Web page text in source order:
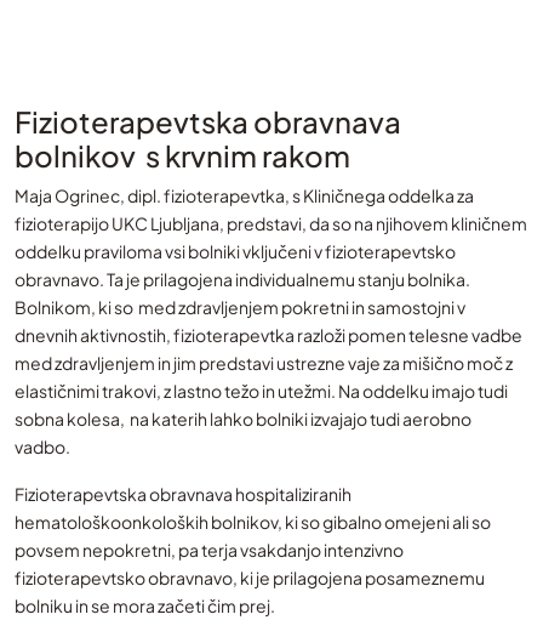
Fizioterapevtska obravnava
bolnikov s krvnim rakom
Maja Ogrinec, dipl. fizioterapevtka, s Kliničnega oddelka za
fizioterapijo UKC Ljubljana, predstavi, da so na njihovem kliničnem
oddelku praviloma vsi bolniki vključeni v fizioterapevtsko
obravnavo. Ta je prilagojena individualnemu stanju bolnika.
Bolnikom, ki so med zdravljenjem pokretni in samostojni v
dnevnih aktivnostih, fizioterapevtka razloži pomen telesne vadbe
med zdravljenjem in jim predstavi ustrezne vaje za mišično moč z
elastičnimi trakovi, z lastno težo in utežmi. Na oddelku imajo tudi
sobna kolesa, na katerih lahko bolniki izvajajo tudi aerobno
vadbo.
Fizioterapevtska obravnava hospitaliziranih
hematološkoonkoloških bolnikov, ki so gibalno omejeni ali so
povsem nepokretni, pa terja vsakdanjo intenzivno
fizioterapevtsko obravnavo, ki je prilagojena posameznemu
bolniku in se mora začeti čim prej.